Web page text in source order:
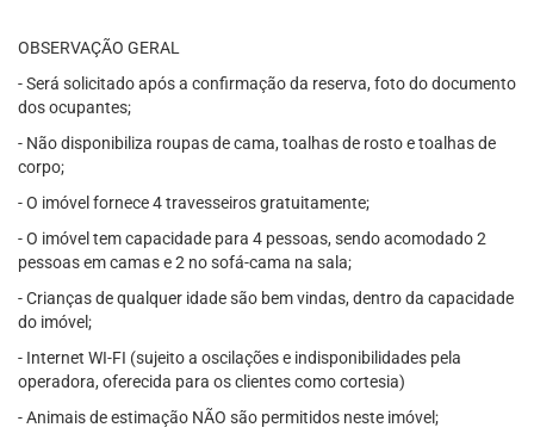
OBSERVAÇÃO GERAL
- Será solicitado após a confirmação da reserva, foto do documento
dos ocupantes;
- Não disponibiliza roupas de cama, toalhas de rosto e toalhas de
corpo;
- O imóvel fornece 4 travesseiros gratuitamente;
- O imóvel tem capacidade para 4 pessoas, sendo acomodado 2
pessoas em camas e 2 no sofá-cama na sala;
- Crianças de qualquer idade são bem vindas, dentro da capacidade
do imóvel;
- Internet WI-FI (sujeito a oscilações e indisponibilidades pela
operadora, oferecida para os clientes como cortesia)
- Animais de estimação NÃO são permitidos neste imóvel;